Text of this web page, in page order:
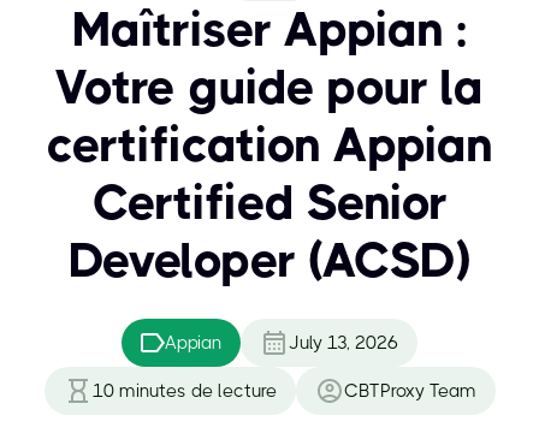
Maîtriser Appian :
Votre guide pour la
certification Appian
Certified Senior
Developer (ACSD)
Appian July 13, 2026
10 minutes de lecture CBTProxy Team